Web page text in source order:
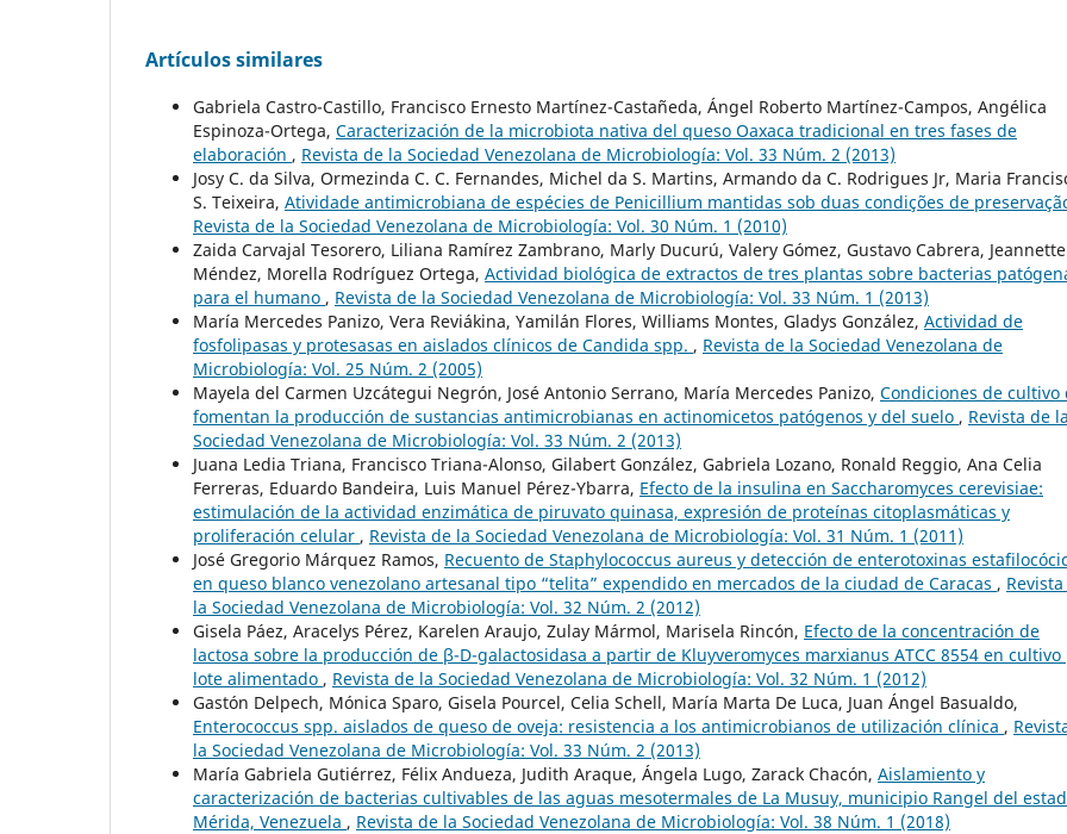
Artículos similares
Gabriela Castro-Castillo, Francisco Ernesto Martínez-Castañeda, Ángel Roberto Martínez-Campos, Angélica
Espinoza-Ortega, Caracterización de la microbiota nativa del queso Oaxaca tradicional en tres fases de
elaboración , Revista de la Sociedad Venezolana de Microbiología: Vol. 33 Núm. 2 (2013)
Josy C. da Silva, Ormezinda C. C. Fernandes, Michel da S. Martins, Armando da C. Rodrigues Jr, Maria
S. Teixeira, Atividade antimicrobiana de espécies de Penicillium mantidas sob duas condições de
Revista de la Sociedad Venezolana de Microbiología: Vol. 30 Núm. 1 (2010)
Zaida Carvajal Tesorero, Liliana Ramírez Zambrano, Marly Ducurú, Valery Gómez, Gustavo Cabrera, Jeannette
Méndez, Morella Rodríguez Ortega, Actividad biológica de extractos de tres plantas sobre bacterias
para el humano , Revista de la Sociedad Venezolana de Microbiología: Vol. 33 Núm. 1 (2013)
María Mercedes Panizo, Vera Reviákina, Yamilán Flores, Williams Montes, Gladys González, Actividad de
fosfolipasas y protesasas en aislados clínicos de Candida spp. , Revista de la Sociedad Venezolana de
Microbiología: Vol. 25 Núm. 2 (2005)
Mayela del Carmen Uzcátegui Negrón, José Antonio Serrano, María Mercedes Panizo, Condiciones de cultivo
fomentan la producción de sustancias antimicrobianas en actinomicetos patógenos y del suelo , Revista de la
Sociedad Venezolana de Microbiología: Vol. 33 Núm. 2 (2013)
Juana Ledia Triana, Francisco Triana-Alonso, Gilabert González, Gabriela Lozano, Ronald Reggio, Ana Celia
Ferreras, Eduardo Bandeira, Luis Manuel Pérez-Ybarra, Efecto de la insulina en Saccharomyces cerevisiae:
estimulación de la actividad enzimática de piruvato quinasa, expresión de proteínas citoplasmáticas y
proliferación celular , Revista de la Sociedad Venezolana de Microbiología: Vol. 31 Núm. 1 (2011)
José Gregorio Márquez Ramos, Recuento de Staphylococcus aureus y detección de enterotoxinas
en queso blanco venezolano artesanal tipo “telita” expendido en mercados de la ciudad de Caracas ,
la Sociedad Venezolana de Microbiología: Vol. 32 Núm. 2 (2012)
Gisela Páez, Aracelys Pérez, Karelen Araujo, Zulay Mármol, Marisela Rincón, Efecto de la concentración de
lactosa sobre la producción de β-D-galactosidasa a partir de Kluyveromyces marxianus ATCC 8554 en cultivo
lote alimentado , Revista de la Sociedad Venezolana de Microbiología: Vol. 32 Núm. 1 (2012)
Gastón Delpech, Mónica Sparo, Gisela Pourcel, Celia Schell, María Marta De Luca, Juan Ángel Basualdo,
Enterococcus spp. aislados de queso de oveja: resistencia a los antimicrobianos de utilización clínica ,
la Sociedad Venezolana de Microbiología: Vol. 33 Núm. 2 (2013)
María Gabriela Gutiérrez, Félix Andueza, Judith Araque, Ángela Lugo, Zarack Chacón, Aislamiento y
caracterización de bacterias cultivables de las aguas mesotermales de La Musuy, municipio Rangel del
Mérida, Venezuela , Revista de la Sociedad Venezolana de Microbiología: Vol. 38 Núm. 1 (2018)